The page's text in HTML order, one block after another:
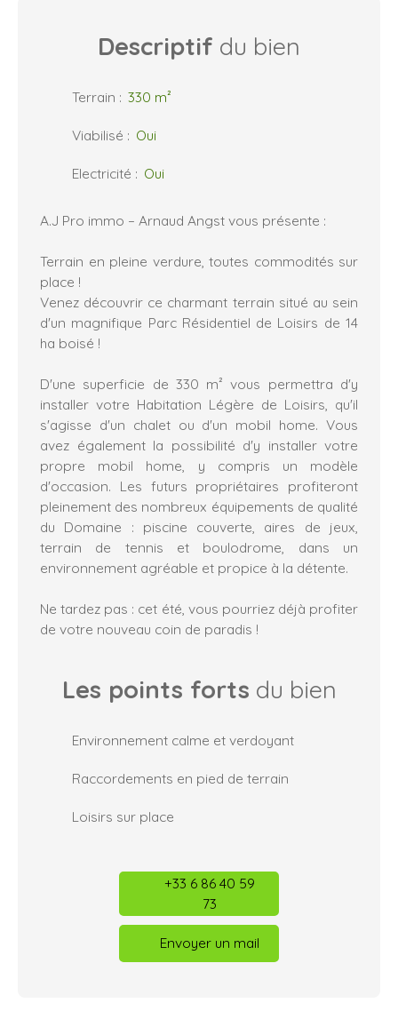
Descriptif du bien
Terrain : 330 m²
Viabilisé : Oui
Electricité : Oui
A.J Pro immo – Arnaud Angst vous présente :
Terrain en pleine verdure, toutes commodités sur
place !
Venez découvrir ce charmant terrain situé au sein
d'un magnifique Parc Résidentiel de Loisirs de 14
ha boisé !
D'une superficie de 330 m² vous permettra d'y
installer votre Habitation Légère de Loisirs, qu'il
s'agisse d'un chalet ou d'un mobil home. Vous
avez également la possibilité d'y installer votre
propre mobil home, y compris un modèle
d'occasion. Les futurs propriétaires profiteront
pleinement des nombreux équipements de qualité
du Domaine : piscine couverte, aires de jeux,
terrain de tennis et boulodrome, dans un
environnement agréable et propice à la détente.
Ne tardez pas : cet été, vous pourriez déjà profiter
de votre nouveau coin de paradis !
Les points forts du bien
Environnement calme et verdoyant
Raccordements en pied de terrain
Loisirs sur place
+33 6 86 40 59
73
Envoyer un mail